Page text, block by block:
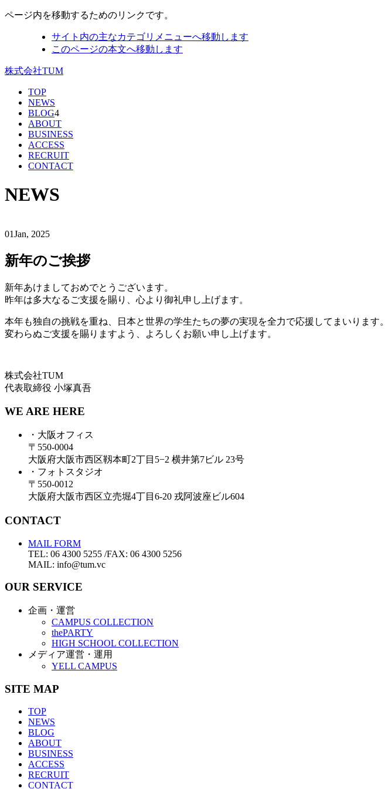
ページ内を移動するためのリンクです。
サイト内の主なカテゴリメニューへ移動します
このページの本文へ移動します
株式会社TUM
TOP
NEWS
BLOG4
ABOUT
BUSINESS
ACCESS
RECRUIT
CONTACT
NEWS
01Jan, 2025
新年のご挨拶
新年あけましておめでとうございます。
昨年は多大なるご支援を賜り、心より御礼申し上げます。
本年も独自の挑戦を重ね、日本と世界の学生たちの夢の実現を全力で応援してまいります。
変わらぬご支援を賜りますよう、よろしくお願い申し上げます。
株式会社TUM
代表取締役 小塚真吾
WE ARE HERE
・大阪オフィス
〒550-0004
大阪府大阪市西区靱本町2丁目5−2 横井第7ビル 23号
・フォトスタジオ
〒550-0012
大阪府大阪市西区立売堀4丁目6-20 戎阿波座ビル604
CONTACT
MAIL FORM
TEL: 06 4300 5255 /FAX: 06 4300 5256
MAIL: info@tum.vc
OUR SERVICE
企画・運営
CAMPUS COLLECTION
thePARTY
HIGH SCHOOL COLLECTION
メディア運営・運用
YELL CAMPUS
SITE MAP
TOP
NEWS
BLOG
ABOUT
BUSINESS
ACCESS
RECRUIT
CONTACT